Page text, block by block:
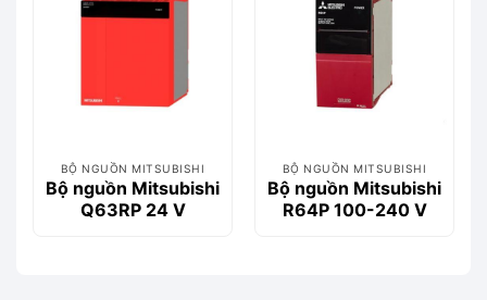
BỘ NGUỒN MITSUBISHI
Bộ nguồn Mitsubishi
Q63RP 24 V
BỘ NGUỒN MITSUBISHI
Bộ nguồn Mitsubishi
R64P 100-240 V